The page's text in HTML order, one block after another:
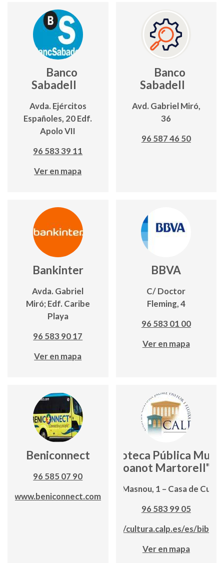
Banco
Sabadell
Avda. Ejércitos
Españoles, 20 Edf.
Apolo VII
96 583 39 11
Ver en mapa
Banco
Sabadell
Avd. Gabriel Miró,
36
96 587 46 50
Bankinter
Avda. Gabriel
Miró; Edf. Caribe
Playa
96 583 90 17
Ver en mapa
BBVA
C/ Doctor
Fleming, 4
96 583 01 00
Ver en mapa
Beniconnect
96 585 07 90
www.beniconnect.com
Biblioteca Pública
"Joanot Martorell"
Avd. Masnou, 1 – Casa de
96 583 99 05
https://cultura.calp.es/es/
Ver en mapa